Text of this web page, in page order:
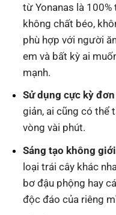
từ Yonanas là
không chất béo,
phù hợp với người
em và bất kỳ ai
mạnh.
Sử dụng cực kỳ
giản, ai cũng có thể
vòng vài phút.
Sáng tạo không
loại trái cây khác
bơ đậu phộng hay
độc đáo của riêng